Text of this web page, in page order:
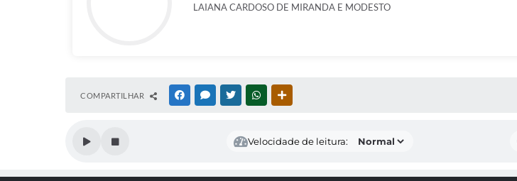
LAIANA CARDOSO DE MIRANDA E MODESTO
COMPARTILHAR FACEBOOKMESSENGER
TWITTERWHATSAPP
Velocidade de leitura: